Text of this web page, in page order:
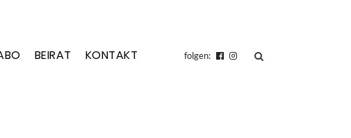
BEIRAT KONTAKT folgen: suchen